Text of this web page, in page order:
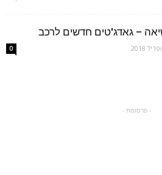
– גאדג'טים חדשים לרכב
0
- פרסומת -